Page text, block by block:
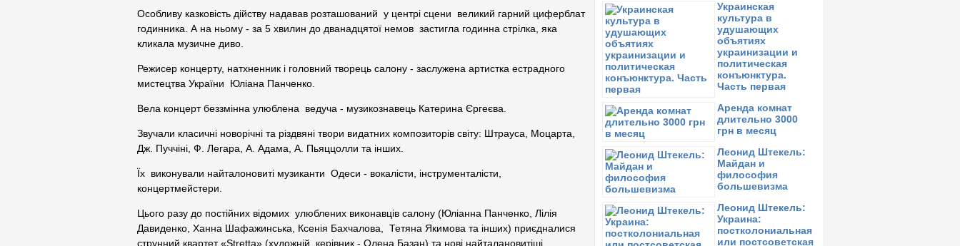
Особливу казковість дійству надавав розташований у центрі сцени великий гарний циферблат
годинника. А на ньому - за 5 хвилин до дванадцятої немов застигла годинна стрілка, яка
кликала музичне диво.
Режисер концерту, натхненник і головний творець салону - заслужена артистка естрадного
мистецтва України Юліана Панченко.
Вела концерт беззмінна улюблена ведуча - музикознавець Катерина Єргеєва.
Звучали класичні новорічні та різдвяні твори видатних композиторів світу: Штрауса, Моцарта,
Дж. Пуччіні, Ф. Легара, А. Адама, А. Пьяццолли та інших.
Їх виконували найталоновиті музиканти Одеси - вокалісти, інструменталісти,
концертмейстери.
Цього разу до постійних відомих улюблених виконавців салону (Юліанна Панченко, Лілія
Давиденко, Ханна Шафажинська, Ксенія Бахчалова, Тетяна Якимова та iнших) приєдналися
струнний квартет «Stretta» (художній керівник - Олена Базан) та нові найталановитіші
Украинская
культура в
удушающих
объятиях
украинизации и
политическая
конъюнктура.
Часть первая
Аренда комнат
длительно 3000
грн в месяц
Леонид Штекель:
Майдан и
философия
большевизма
Леонид Штекель:
Украина:
постколониальная
или постсоветская